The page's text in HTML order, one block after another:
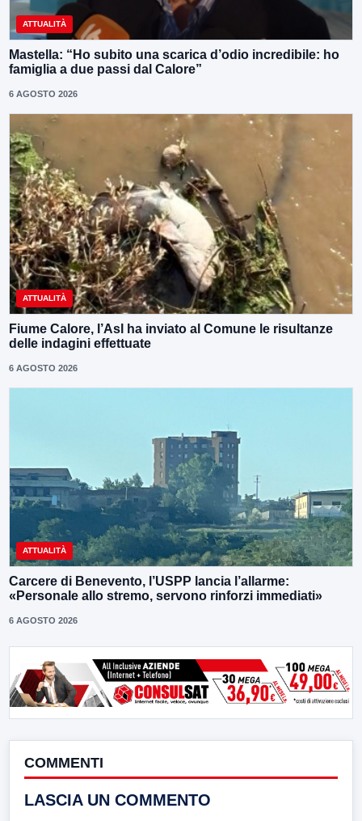
ATTUALITÀ
Mastella: “Ho subito una scarica d’odio incredibile: ho
famiglia a due passi dal Calore”
6 AGOSTO 2026
ATTUALITÀ
Fiume Calore, l’Asl ha inviato al Comune le risultanze
delle indagini effettuate
6 AGOSTO 2026
ATTUALITÀ
Carcere di Benevento, l’USPP lancia l’allarme:
«Personale allo stremo, servono rinforzi immediati»
6 AGOSTO 2026
COMMENTI
LASCIA UN COMMENTO